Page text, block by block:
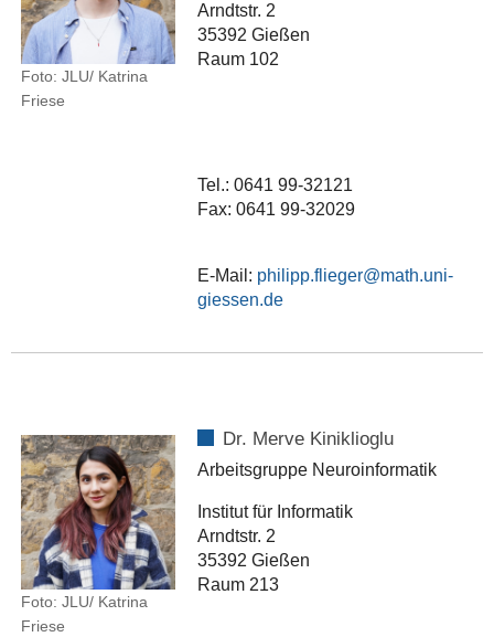
Foto: JLU/ Katrina
Friese
Arndtstr. 2
35392 Gießen
Raum 102
Tel.: 0641 99-32121
Fax: 0641 99-32029
E-Mail: philipp.flieger
Foto: JLU/ Katrina
Friese
Dr. Merve Kiniklioglu
Arbeitsgruppe Neuroinformatik
Institut für Informatik
Arndtstr. 2
35392 Gießen
Raum 213